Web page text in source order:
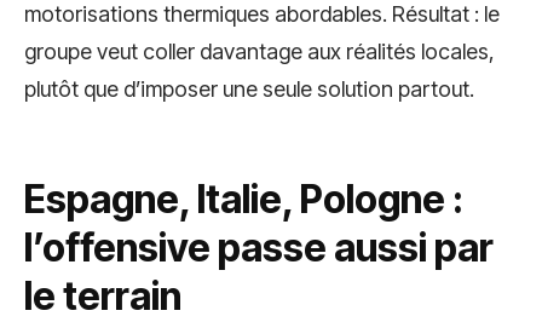
motorisations thermiques abordables. Résultat : le
groupe veut coller davantage aux réalités locales,
plutôt que d’imposer une seule solution partout.
Espagne, Italie, Pologne :
l’offensive passe aussi par
le terrain